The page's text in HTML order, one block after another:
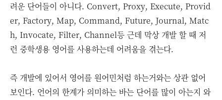
려운 단어들이 아니다. Convert, Proxy, Execute, Provid
er, Factory, Map, Command, Future, Journal, Matc
h, Invocate, Filter, Channel등 근데 막상 개발 할 때 저
런 중학생용 영어를 사용하는데 어려움을 겪는다.
즉 개발에 있어서 영어를 원어민처럼 하는거와는 상관 없어
보인다. 언어의 한계가 의미하는 바는 단어를 많이 아는지 와